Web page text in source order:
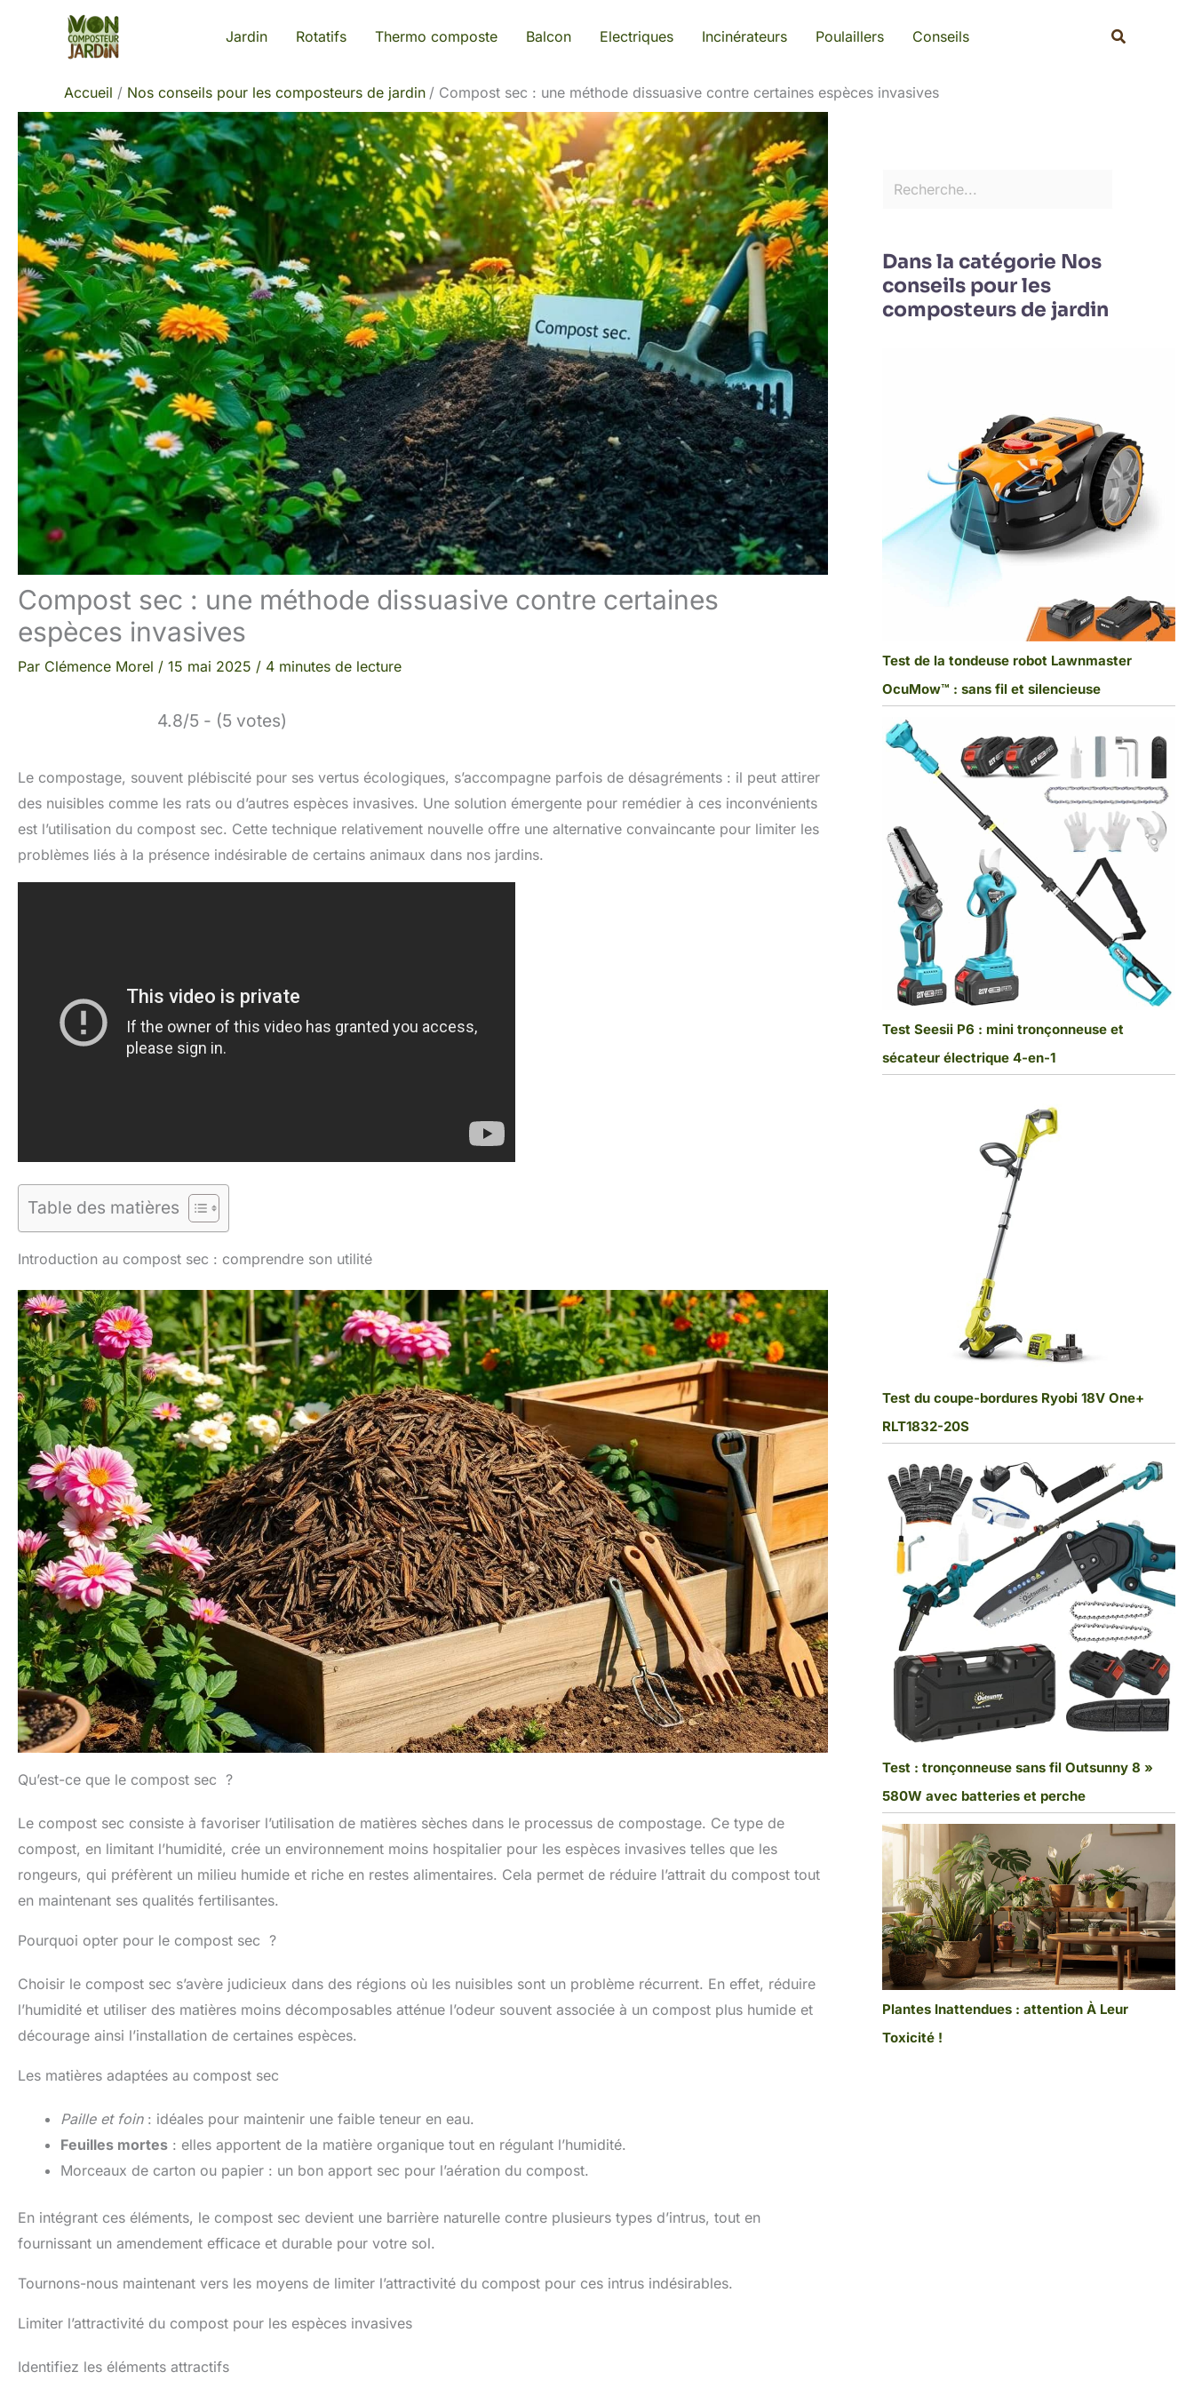
Jardin Rotatifs Thermo composte Balcon Electriques Incinérateurs Poulaillers Conseils
Accueil Nos conseils pour les composteurs de jardin Compost sec : une méthode dissuasive contre certaines espèces invasives
Compost sec : une méthode dissuasive contre certaines
espèces invasives
Par Clémence Morel / 15 mai 2025 / 4 minutes de lecture
4.8/5 - (5 votes)
Le compostage, souvent plébiscité pour ses vertus écologiques, s’accompagne parfois de désagréments : il peut attirer
des nuisibles comme les rats ou d’autres espèces invasives. Une solution émergente pour remédier à ces inconvénients
est l’utilisation du compost sec. Cette technique relativement nouvelle offre une alternative convaincante pour limiter les
problèmes liés à la présence indésirable de certains animaux dans nos jardins.
Table des matières
Introduction au compost sec : comprendre son utilité
Qu’est-ce que le compost sec ?
Le compost sec consiste à favoriser l’utilisation de matières sèches dans le processus de compostage. Ce type de
compost, en limitant l’humidité, crée un environnement moins hospitalier pour les espèces invasives telles que les
rongeurs, qui préfèrent un milieu humide et riche en restes alimentaires. Cela permet de réduire l’attrait du compost tout
en maintenant ses qualités fertilisantes.
Pourquoi opter pour le compost sec ?
Choisir le compost sec s’avère judicieux dans des régions où les nuisibles sont un problème récurrent. En effet, réduire
l’humidité et utiliser des matières moins décomposables atténue l’odeur souvent associée à un compost plus humide et
décourage ainsi l’installation de certaines espèces.
Les matières adaptées au compost sec
Paille et foin: idéales pour maintenir une faible teneur en eau.
Feuilles mortes : elles apportent de la matière organique tout en régulant l’humidité.
Morceaux de carton ou papier : un bon apport sec pour l’aération du compost.
En intégrant ces éléments, le compost sec devient une barrière naturelle contre plusieurs types d’intrus, tout en
fournissant un amendement efficace et durable pour votre sol.
Tournons-nous maintenant vers les moyens de limiter l’attractivité du compost pour ces intrus indésirables.
Limiter l’attractivité du compost pour les espèces invasives
Identifiez les éléments attractifs
Dans la catégorie Nos
conseils pour les
composteurs de jardin
Test de la tondeuse robot Lawnmaster
OcuMow™ : sans fil et silencieuse
Test Seesii P6 : mini tronçonneuse et
sécateur électrique 4-en-1
Test du coupe-bordures Ryobi 18V One+
RLT1832-20S
Test : tronçonneuse sans fil Outsunny 8 »
580W avec batteries et perche
Plantes Inattendues : attention À Leur
Toxicité !